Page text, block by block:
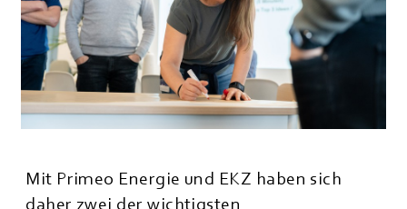
Mit Primeo Energie und EKZ haben sich
daher zwei der wichtigsten